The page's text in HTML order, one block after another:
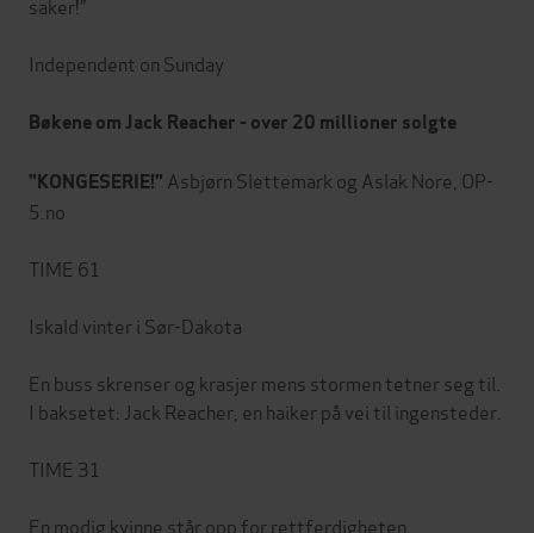
Independent on Sunday
Bøkene om Jack Reacher - over 20 millioner solgte
"KONGESERIE!" Asbjørn Slettemark og Aslak Nore, OP-
5.no
TIME 61
Iskald vinter i Sør-Dakota
En buss skrenser og krasjer mens stormen tetner seg til.
I baksetet: Jack Reacher, en haiker på vei til ingensteder.
TIME 31
En modig kvinne står opp for rettferdigheten.